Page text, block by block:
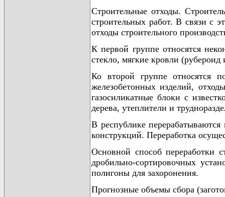
Строительные отходы.
строительных работ. В связи с
отходы строительного
К первой группе относятся
стекло, мягкие кровли (рубероид
Ко второй группе относятся
железобетонных изделий,
газосиликатные блоки с
дерева, утеплители и
В республике
конструкций. Переработка
Основной способ переработки
дробильно-сортировочных
полигоны для захоронения.
Прогнозные объемы сбора